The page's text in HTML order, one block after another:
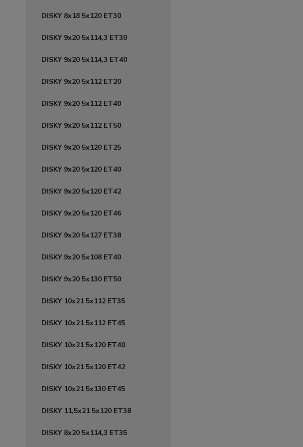
DISKY 8x18 5x120 ET30
DISKY 9x20 5x114,3 ET30
DISKY 9x20 5x114,3 ET40
DISKY 9x20 5x112 ET20
DISKY 9x20 5x112 ET40
DISKY 9x20 5x112 ET50
DISKY 9x20 5x120 ET25
DISKY 9x20 5x120 ET40
DISKY 9x20 5x120 ET42
DISKY 9x20 5x120 ET46
DISKY 9x20 5x127 ET38
DISKY 9x20 5x108 ET40
DISKY 9x20 5x130 ET50
DISKY 10x21 5x112 ET35
DISKY 10x21 5x112 ET45
DISKY 10x21 5x120 ET40
DISKY 10x21 5x120 ET42
DISKY 10x21 5x130 ET45
DISKY 11,5x21 5x120 ET38
DISKY 8x20 5x114,3 ET35